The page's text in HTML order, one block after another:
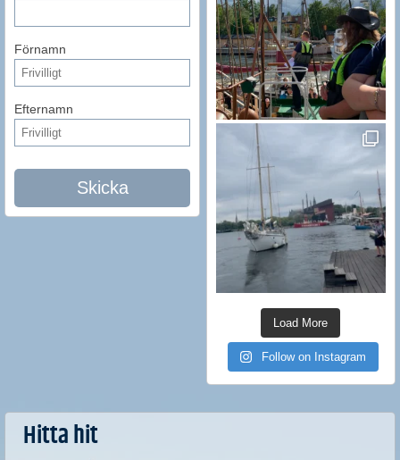
Förnamn
Efternamn
Skicka
Load More
Follow on Instagram
Hitta hit